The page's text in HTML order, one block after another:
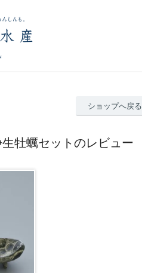
ショップへ戻る
牡蠣セットのレビュー